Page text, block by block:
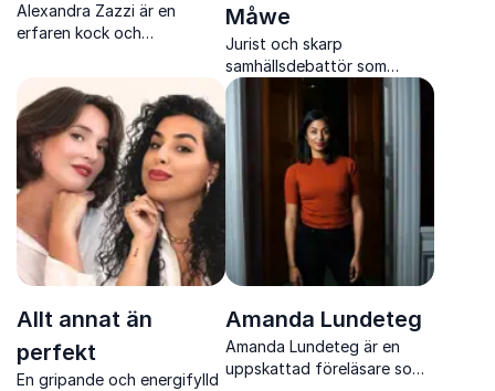
Alexandra Zazzi är en
erfaren kock och
humor och samtal om mat,
hälsa och livsbalans.
Måwe
Jurist och skarp
samhällsdebattör som
skapar klarhet i komplexa
värderings och
intressekonflikter.
Allt annat än
perfekt
En gripande och energifylld
Amanda Lundeteg
Amanda Lundeteg är en
uppskattad föreläsare som